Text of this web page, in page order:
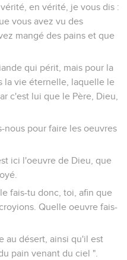
en vérité, je vous dis :
vous avez vu des
mangé des pains et que
qui périt, mais pour la
la vie éternelle, laquelle le
c'est lui que le Père, Dieu,
nous pour faire les oeuvres
ici l'oeuvre de Dieu, que
fais-tu donc, toi, afin que
Quelle oeuvre fais-
au désert, ainsi qu'il est
pain venant du ciel ".